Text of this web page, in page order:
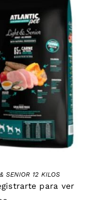
SENIOR 12 KILOS
para ver